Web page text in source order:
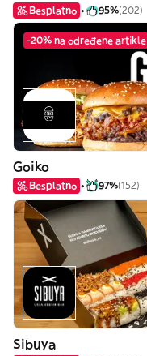
Besplatno 95%(202)
-20% na određene artikle
Goiko
Besplatno 97%(152)
Sibuya